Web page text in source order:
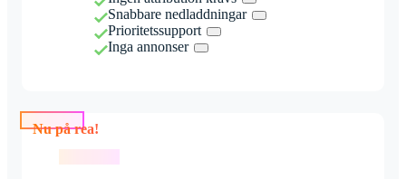
Snabbare nedladdningar
Prioritetssupport
Inga annonser
Nu på rea!